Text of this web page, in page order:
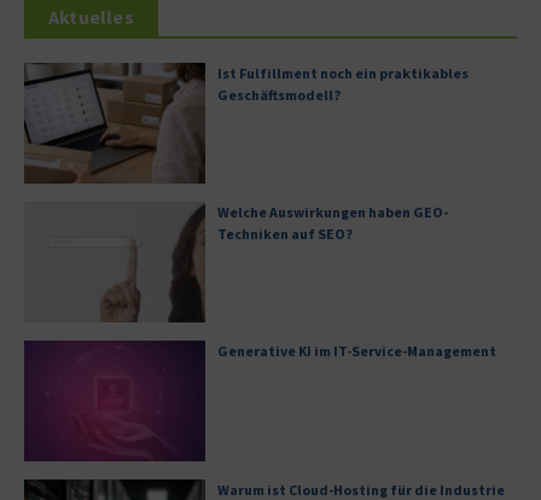
Aktuelles
Ist Fulfillment noch ein praktikables
Geschäftsmodell?
Welche Auswirkungen haben GEO-
Techniken auf SEO?
Generative KI im IT-Service-Management
Warum ist Cloud-Hosting für die Industrie